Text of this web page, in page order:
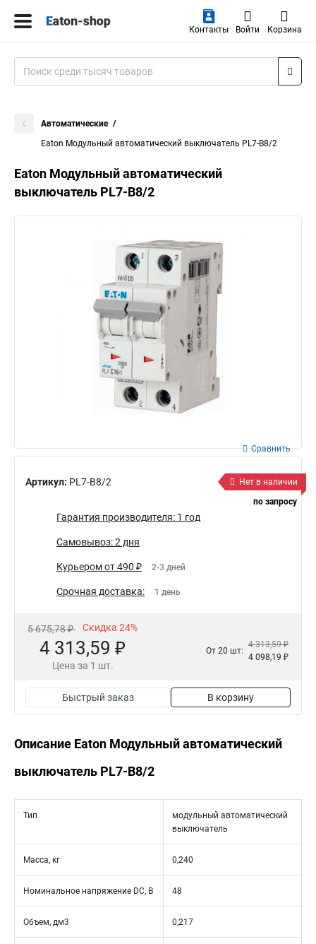
Контакты Войти Корзина
Автоматические
Eaton Модульный автоматический выключатель PL7-B8/2
Eaton Модульный автоматический
выключатель PL7-B8/2
Артикул: PL7-B8/2
Сравнить
Нет в наличии
по запросу
Гарантия производителя: 1 год
Самовывоз: 2 дня
Курьером от 490 ₽ 2-3 дней
Срочная доставка: 1 день
5 675,78 ₽ Скидка 24%
4 313,59 ₽
Цена за 1 шт.
От 20 шт:
4 313,59 ₽
4 098,19 ₽
Быстрый заказ В корзину
Описание Eaton Модульный автоматический
выключатель PL7-B8/2
Тип
модульный автоматический
выключатель
Масса, кг 0,240
Номинальное напряжение DC, В 48
Объем, дм3 0,217